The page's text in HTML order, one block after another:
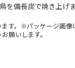
を備長炭で焼き上げ
す。※パッケージ画
願いします。